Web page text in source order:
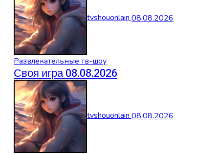
tvshouonlain08.08.2026
Развлекательные тв-шоу
Своя игра 08.08.2026
tvshouonlain08.08.2026